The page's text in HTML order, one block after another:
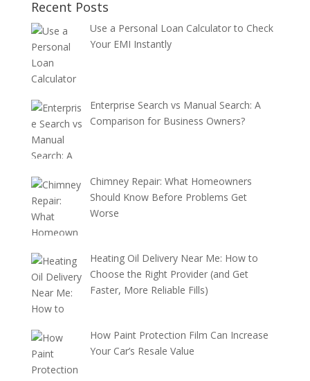
Recent Posts
Use a Personal Loan Calculator to Check
Your EMI Instantly
Enterprise Search vs Manual Search: A
Comparison for Business Owners?
Chimney Repair: What Homeowners
Should Know Before Problems Get
Worse
Heating Oil Delivery Near Me: How to
Choose the Right Provider (and Get
Faster, More Reliable Fills)
How Paint Protection Film Can Increase
Your Car’s Resale Value